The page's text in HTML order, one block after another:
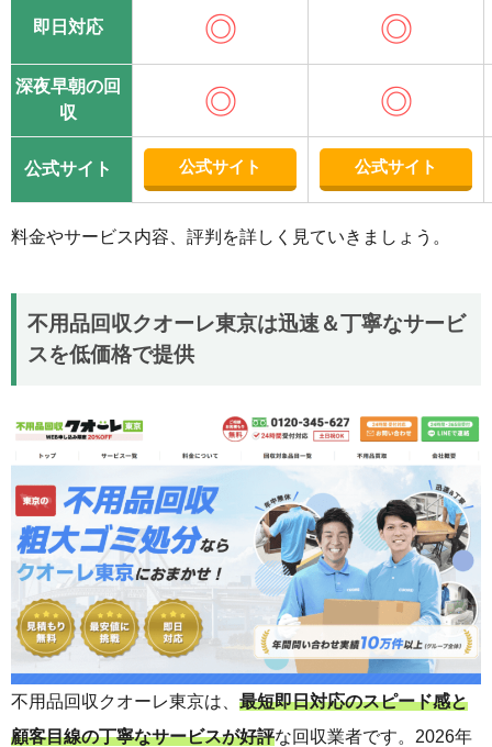
即日対応 ◎ ◎
深夜早朝の回
収
◎ ◎
公式サイト 公式サイト 公式サイト
料金やサービス内容、評判を詳しく見ていきましょう。
不用品回収クオーレ東京は迅速＆丁寧なサービ
スを低価格で提供
不用品回収クオーレ東京は、 最短即日対応のスピード感と
顧客目線の丁寧なサービスが好評な回収業者です。2026年